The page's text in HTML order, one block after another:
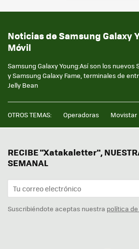
Noticias de Samsung Galaxy
Móvil
Samsung Galaxy Young:Así son los nuevos
y Samsung Galaxy Fame, terminales de
Jelly Bean
OTROS TEMAS: Operadoras Movistar
RECIBE "Xatakaletter",
SEMANAL
Suscribiéndote aceptas nuestra política